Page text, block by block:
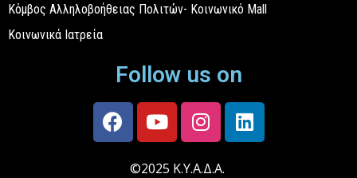
Κόμβος Αλληλοβοήθειας Πολιτών- Κοινωνικό Mall
Κοινωνικά Ιατρεία
Follow us on
©2025 Κ.Υ.Α.Δ.Α.